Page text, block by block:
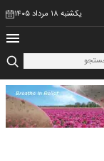
یکشنبه ۱۸ مرداد ۱۴۰۵